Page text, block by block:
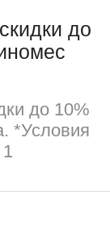
до
до 10%
*Условия